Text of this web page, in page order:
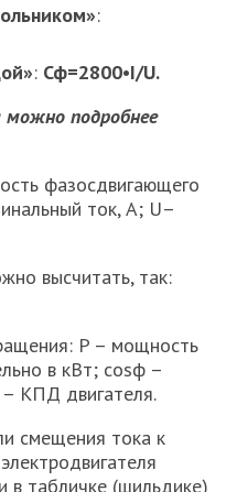
:
: Сф=2800•I/U.
подробнее
фазосдвигающего
ток, А; U–
высчитать, так:
P – мощность
в кВт; cosф –
КПД двигателя.
смещения тока к
в табличке (шильдике)